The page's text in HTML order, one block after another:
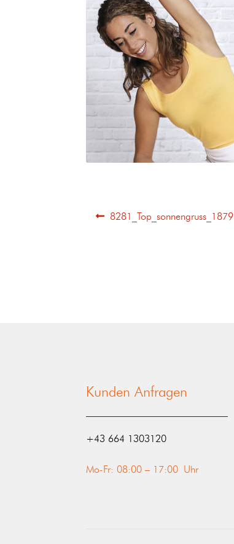
8281_Top_sonnengruss_1879
Kunden Anfragen
‭+43 664 1303120‬
Mo-Fr: 08:00 – 17:00 Uhr